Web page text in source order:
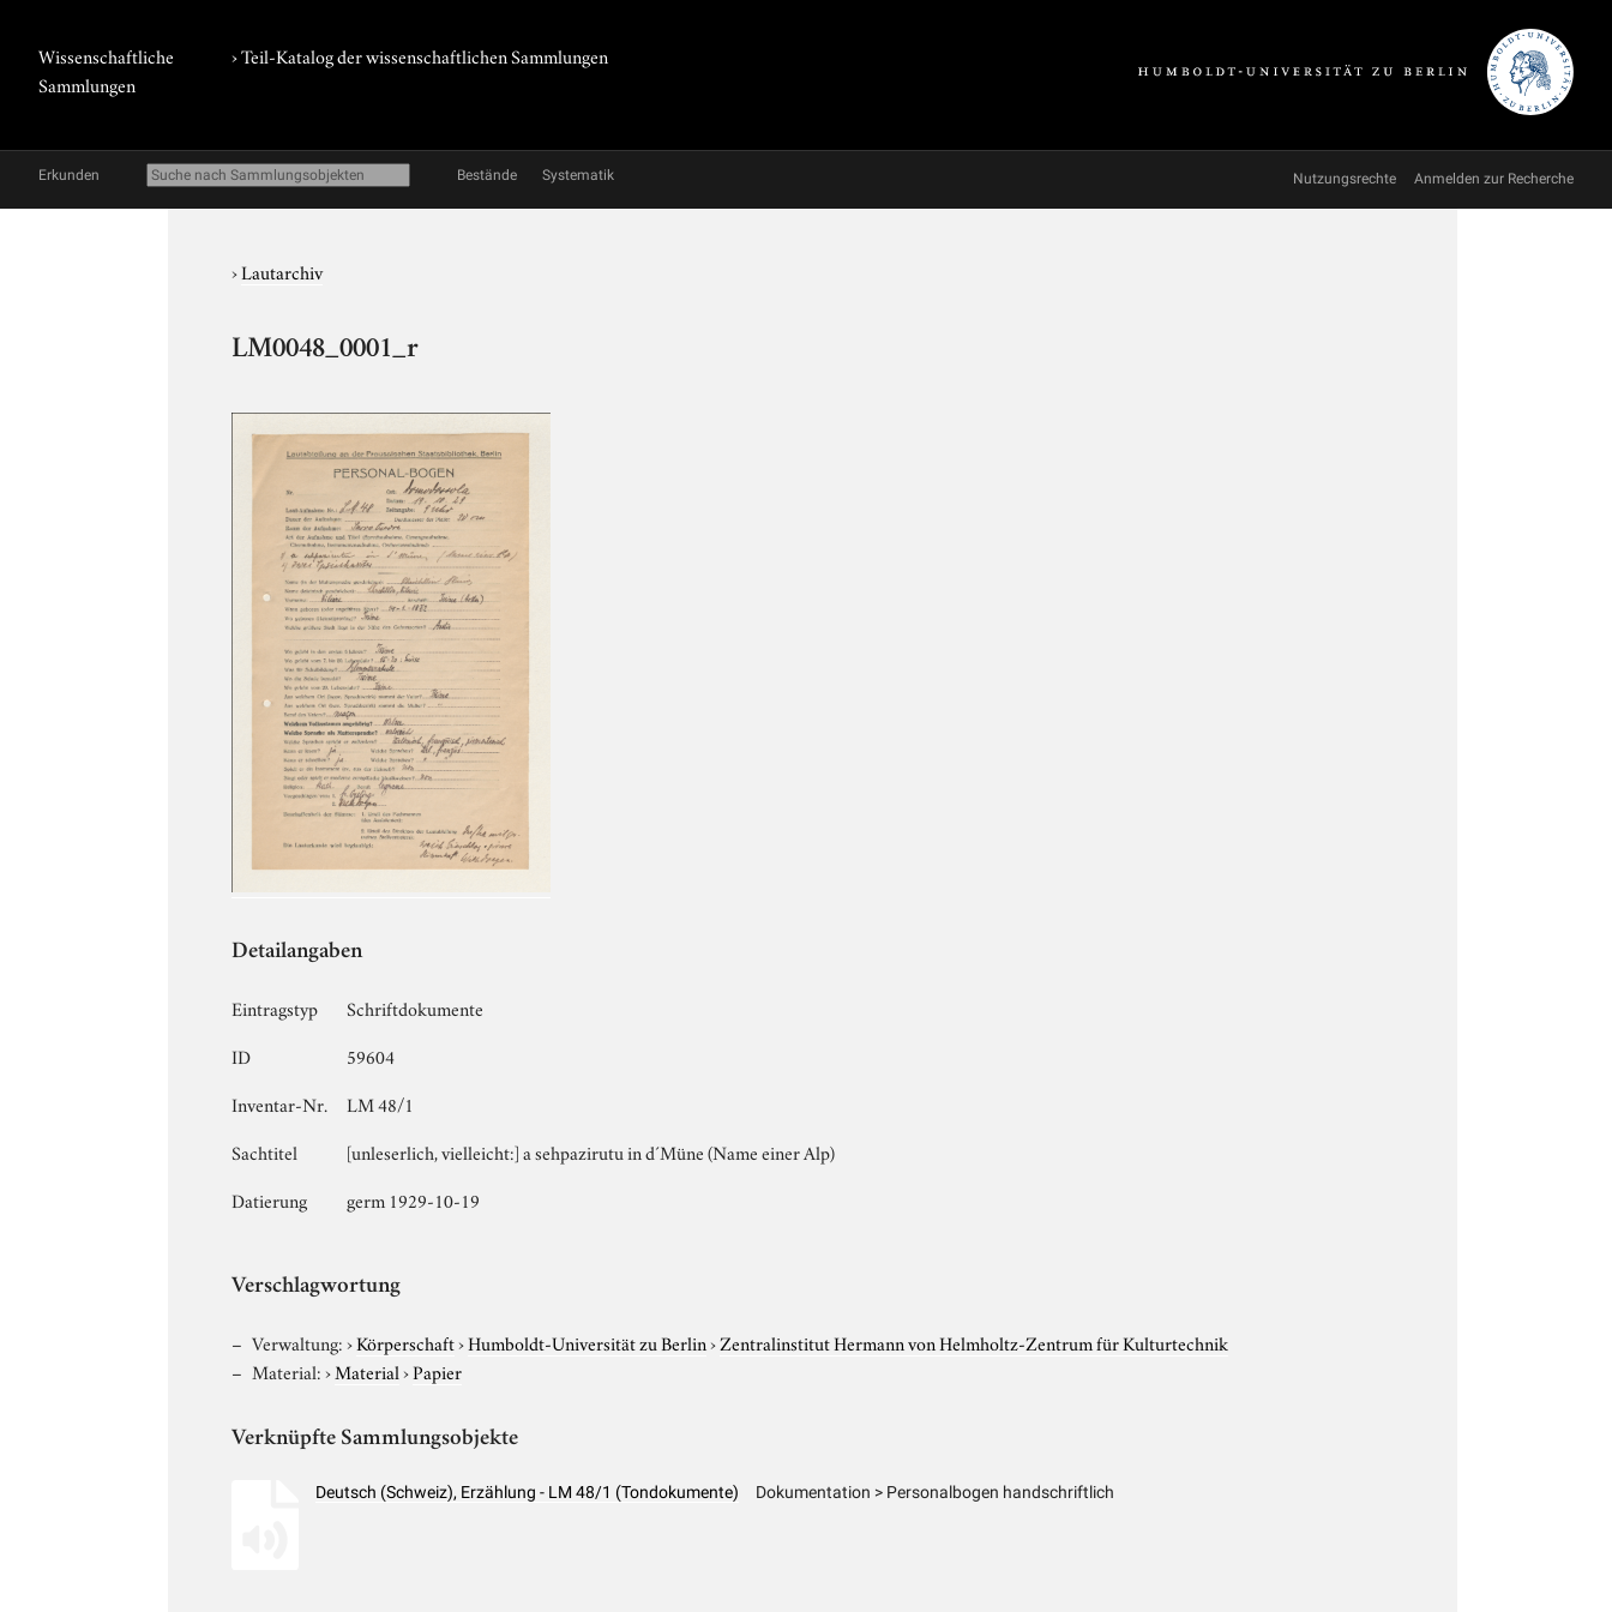
Wissenschaftliche
Sammlungen
› Teil-Katalog der wissenschaftlichen Sammlungen
Erkunden Bestände Systematik Nutzungsrechte Anmelden zur Recherche
›Lautarchiv
LM0048_0001_r
Detailangaben
Eintragstyp
Schriftdokumente
ID
59604
Inventar-Nr.
LM 48/1
Sachtitel
[unleserlich, vielleicht:] a sehpazirutu in d´Müne (Name einer Alp)
Datierung
germ 1929-10-19
Verschlagwortung
Verwaltung:›Körperschaft›Humboldt-Universität zu Berlin›Zentralinstitut Hermann von Helmholtz-Zentrum für Kulturtechnik
Material:›Material›Papier
Verknüpfte Sammlungsobjekte
Deutsch (Schweiz), Erzählung - LM 48/1 (Tondokumente) Dokumentation > Personalbogen handschriftlich